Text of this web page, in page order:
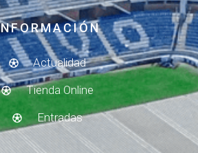
Actualidad
Tienda Online
Entradas